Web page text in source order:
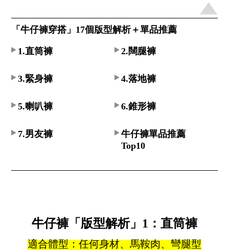
「牛仔褲穿搭」17個版型解析＋單品推薦
1.直筒褲 2.闊腿褲
3.緊身褲 4.落地褲
5.喇叭褲 6.錐形褲
7.男友褲
牛仔褲單品推薦
Top10
牛仔褲「版型解析」1：直筒褲
適合體型：任何身材、馬鞍肉、彎腿型